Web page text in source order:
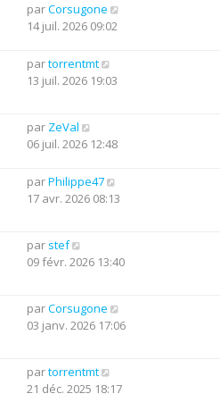
parCorsugone
14 juil. 2026 09:02
partorrentmt
13 juil. 2026 19:03
par ZeVal
06 juil. 2026 12:48
parPhilippe47
17 avr. 2026 08:13
par stef
09 févr. 2026 13:40
parCorsugone
03 janv. 2026 17:06
partorrentmt
21 déc. 2025 18:17